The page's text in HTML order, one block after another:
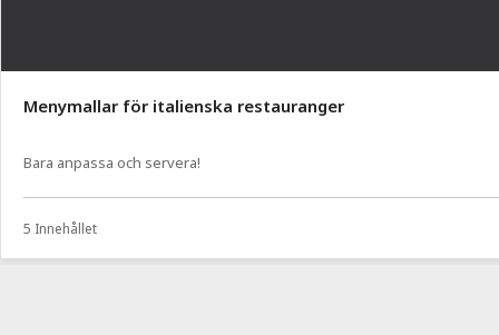
Menymallar för italienska restauranger
Bara anpassa och servera!
5 Innehållet